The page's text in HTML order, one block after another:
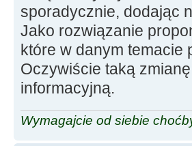
sporadycznie, dodając
Jako rozwiązanie
które w danym temacie
Oczywiście taką
informacyjną.
Wymagajcie od siebie